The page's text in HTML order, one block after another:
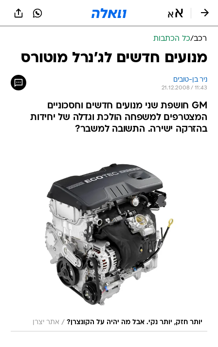
רכב/כל הכתבות
מנועים חדשים לג'נרל מוטורס
ניר בן-טובים
21.12.2008 / 11:43
GM חושפת שני מנועים חדשים וחסכוניים
המצטרפים למשפחה הולכת וגדלה של יחידות
בהזרקה ישירה. התשובה למשבר?
יותר חזק, יותר נקי. אבל מה יהיה על הקונצרן? / אתר יצרן